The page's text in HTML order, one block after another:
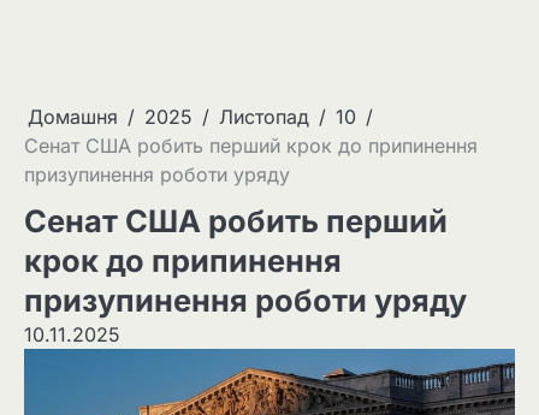
Домашня 2025 Листопад
10
Сенат США робить перший крок до припинення
призупинення роботи уряду
Сенат США робить перший
крок до припинення
призупинення роботи уряду
10.11.2025